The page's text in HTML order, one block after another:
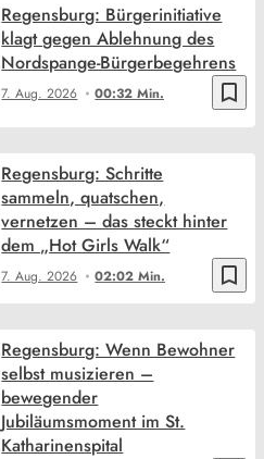
bookmark_border
7. Aug. 2026 00:32 Min.
Regensburg: Bürgerinitiative
klagt gegen Ablehnung des
Nordspange-Bürgerbegehrens
bookmark_border
7. Aug. 2026 02:02 Min.
Regensburg: Schritte
sammeln, quatschen,
vernetzen – das steckt hinter
dem „Hot Girls Walk“
Regensburg: Wenn Bewohner
selbst musizieren –
bewegender
Jubiläumsmoment im St.
Katharinenspital